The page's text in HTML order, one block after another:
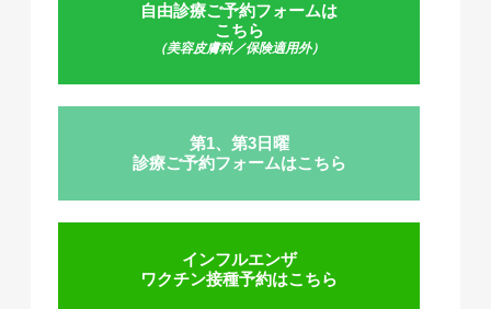
自由診療ご予約フォームは
こちら
（美容皮膚科／保険適用外）
第1、第3日曜
診療ご予約フォームはこちら
インフルエンザ
ワクチン接種予約はこちら